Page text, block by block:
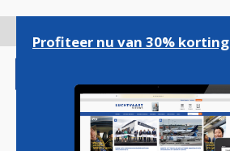
gaan
Profiteer nu van 30% korting